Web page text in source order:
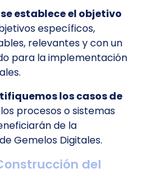
establece el objetivo
específicos,
relevantes y con un
para la implementación
los casos de
procesos o sistemas
de la
Gemelos Digitales.
del